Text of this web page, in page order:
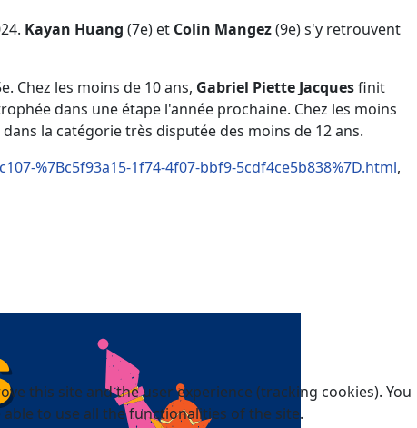
Kayan Huang (7e) et Colin Mangez(9e) s'y retrouvent
Chez les moins de 10 ans, Gabriel Piette Jacquesfinit
dans une étape l'année prochaine. Chez les moins
dans la catégorie très disputée des moins de 12 ans.
%7Bc5f93a15-1f74-4f07-bbf9-5cdf4ce5b838%7D.html,
this site and the user experience (tracking cookies). You
to use all the functionalities of the site.